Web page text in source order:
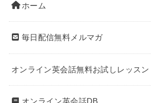
ホーム
毎日配信無料メルマガ
オンライン英会話無料お試しレッスン